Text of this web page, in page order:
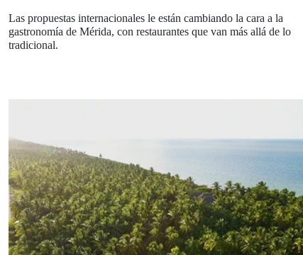
Las propuestas internacionales le están cambiando la cara a la
gastronomía de Mérida, con restaurantes que van más allá de lo
tradicional.